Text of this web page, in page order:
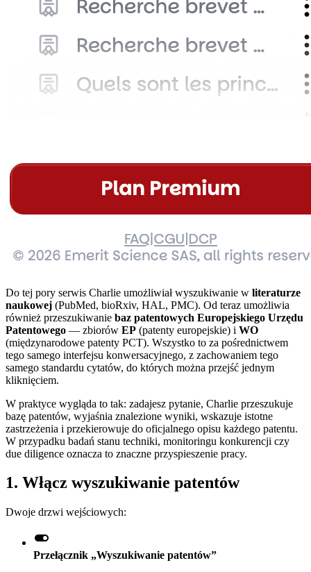
Do tej pory serwis Charlie umożliwiał wyszukiwanie w literaturze
naukowej (PubMed, bioRxiv, HAL, PMC). Od teraz umożliwia
również przeszukiwanie baz patentowych Europejskiego Urzędu
Patentowego — zbiorów EP (patenty europejskie) i WO
(międzynarodowe patenty PCT). Wszystko to za pośrednictwem
tego samego interfejsu konwersacyjnego, z zachowaniem tego
samego standardu cytatów, do których można przejść jednym
kliknięciem.
W praktyce wygląda to tak: zadajesz pytanie, Charlie przeszukuje
bazę patentów, wyjaśnia znalezione wyniki, wskazuje istotne
zastrzeżenia i przekierowuje do oficjalnego opisu każdego patentu.
W przypadku badań stanu techniki, monitoringu konkurencji czy
due diligence oznacza to znaczne przyspieszenie pracy.
1. Włącz wyszukiwanie patentów
Dwoje drzwi wejściowych:
toggle_on
Przełącznik „Wyszukiwanie patentów”